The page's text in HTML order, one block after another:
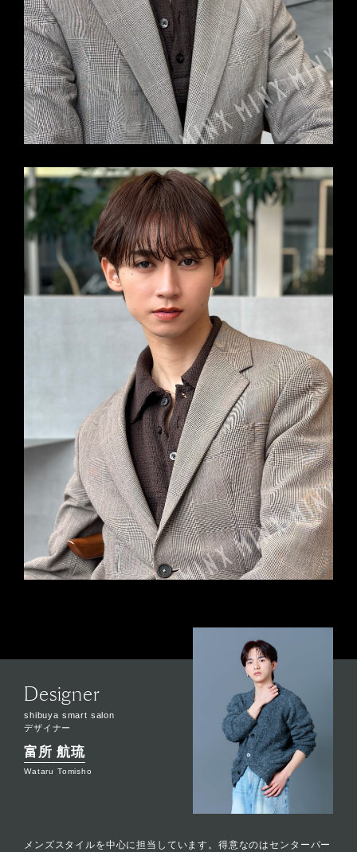
Designer
shibuya smart salon
デザイナー
富所 航琉
Wataru Tomisho
メンズスタイルを中心に担当しています。得意なのはセンターパー